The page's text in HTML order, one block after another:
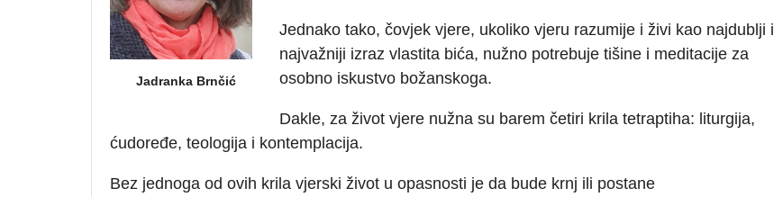
Jadranka Brnčić
Jednako tako, čovjek vjere, ukoliko vjeru razumije i živi kao najdublji i
najvažniji izraz vlastita bića, nužno potrebuje tišine i meditacije za
osobno iskustvo božanskoga.
Dakle, za život vjere nužna su barem četiri krila tetraptiha: liturgija,
ćudoređe, teologija i kontemplacija.
Bez jednoga od ovih krila vjerski život u opasnosti je da bude krnj ili postane